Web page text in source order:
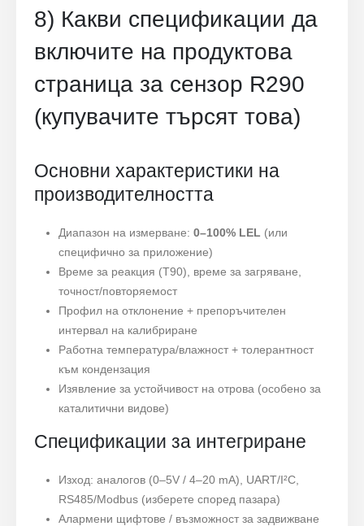
8) Какви спецификации да
включите на продуктова
страница за сензор R290
(купувачите търсят това)
Основни характеристики на
производителността
Диапазон на измерване: 0–100% LEL (или
специфично за приложение)
Време за реакция (T90), време за загряване,
точност/повторяемост
Профил на отклонение + препоръчителен
интервал на калибриране
Работна температура/влажност + толерантност
към кондензация
Изявление за устойчивост на отрова (особено за
каталитични видове)
Спецификации за интегриране
Изход: аналогов (0–5V / 4–20 mA), UART/I²C,
RS485/Modbus (изберете според пазара)
Алармени щифтове / възможност за задвижване